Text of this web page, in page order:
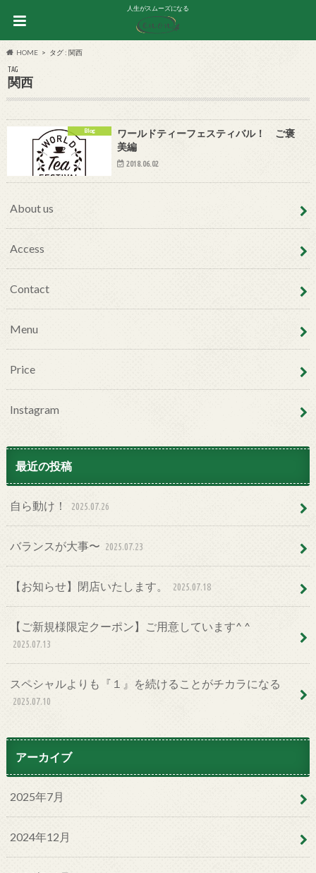
人生がスムーズになる
HOME タグ : 関西
TAG
関西
Blog
ワールドティーフェスティバル！ ご褒
美編
2018.06.02
About us
Access
Contact
Menu
Price
Instagram
最近の投稿
自ら動け！ 2025.07.26
バランスが大事〜 2025.07.23
【お知らせ】閉店いたします。 2025.07.18
【ご新規様限定クーポン】ご用意しています^ ^
2025.07.13
スペシャルよりも『１』を続けることがチカラになる
2025.07.10
アーカイブ
2025年7月
2024年12月